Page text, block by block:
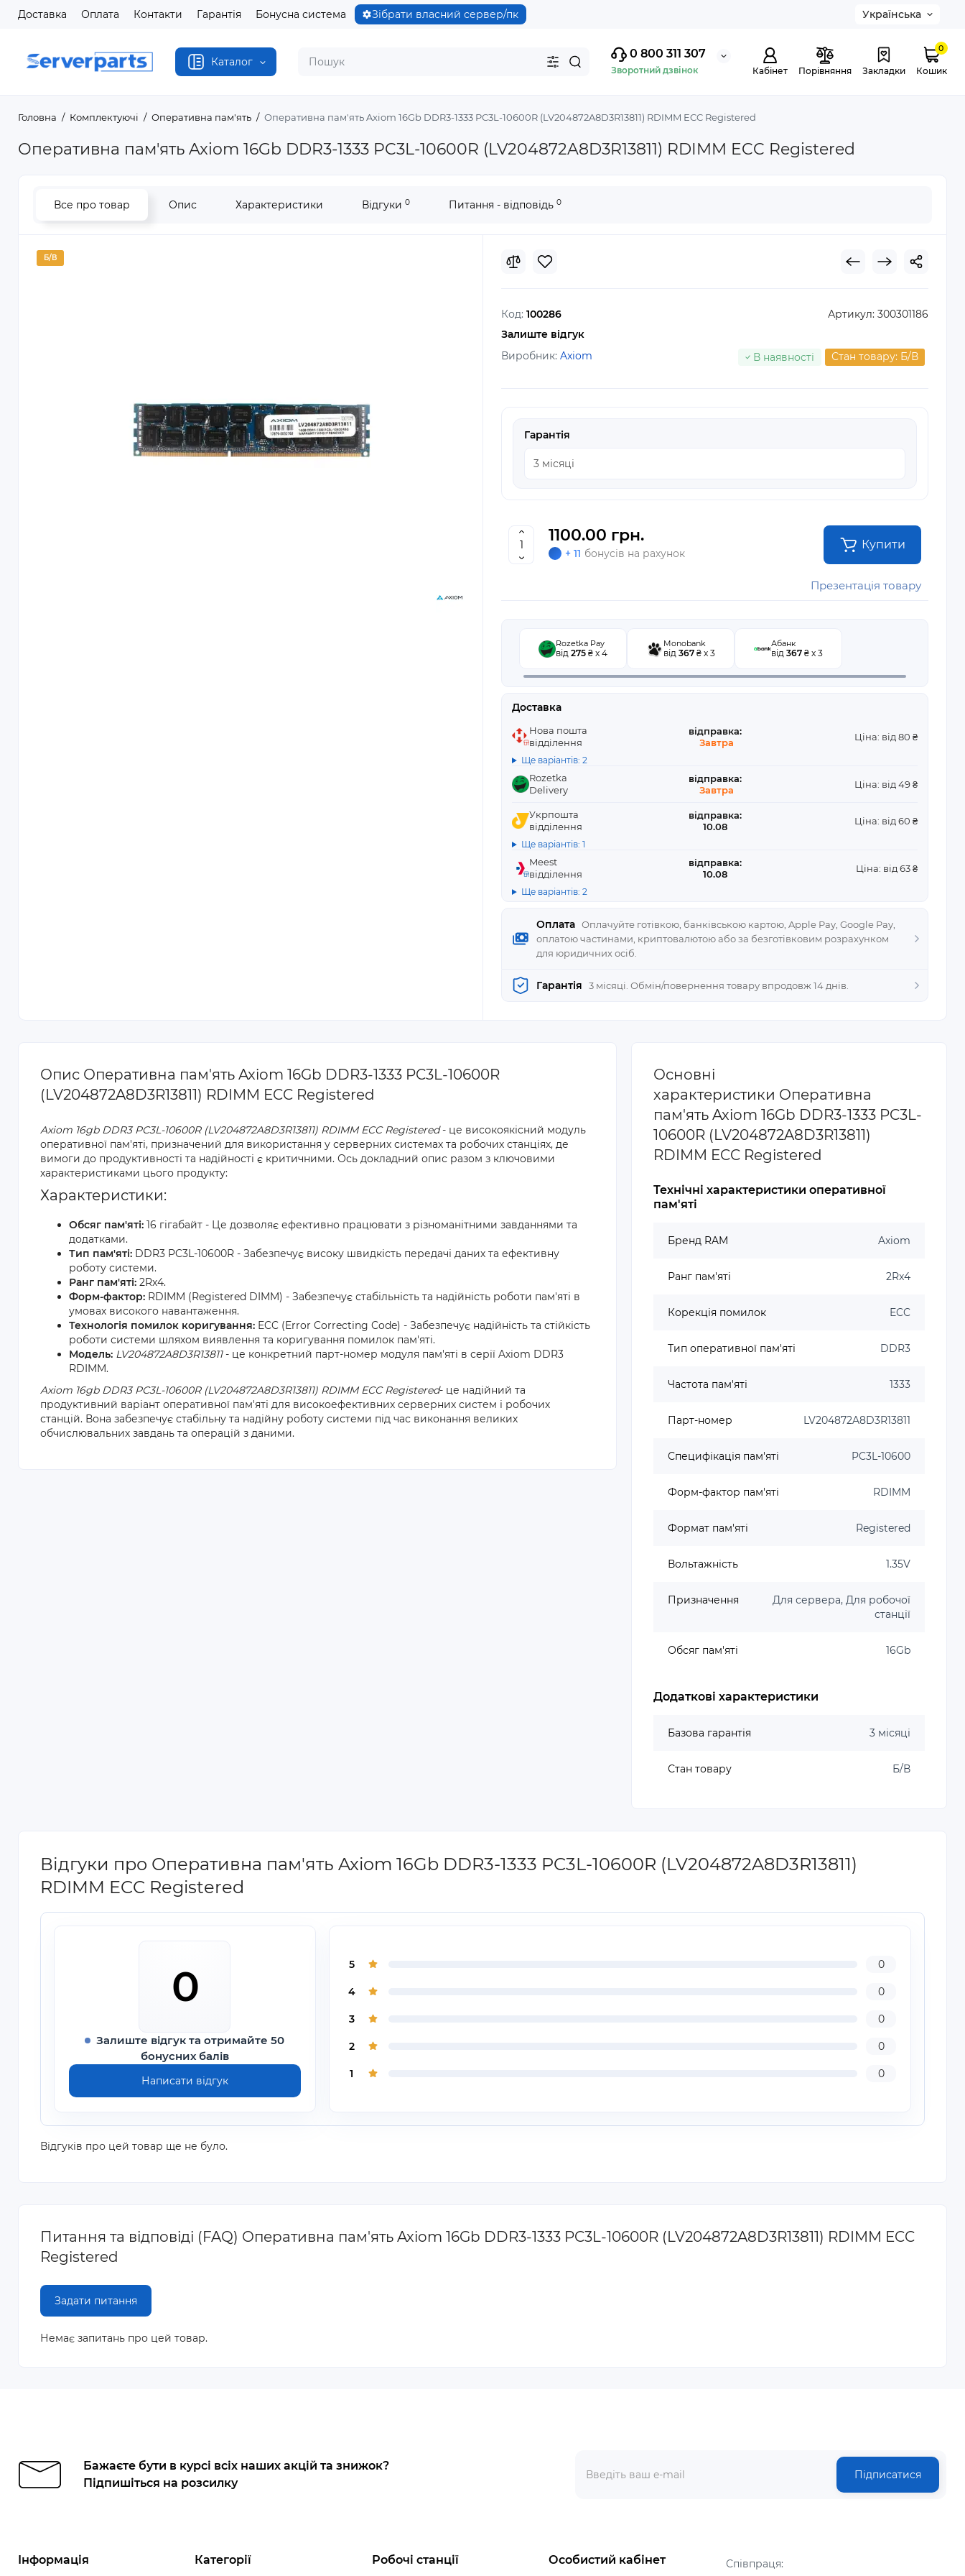
Доставка Оплата Контакти Гарантія Бонусна система Зібрати власний сервер/пк Українська
Каталог
0 800 311 307
Зворотний дзвінок Кабінет Порівняння Закладки
0
Кошик
Головна Комплектуючі Оперативна пам'ять Оперативна пам'ять Axiom 16Gb DDR3-1333 PC3L-10600R (LV204872A8D3R13811) RDIMM ECC Registered
Оперативна пам'ять Axiom 16Gb DDR3-1333 PC3L-10600R (LV204872A8D3R13811) RDIMM ECC Registered
Все про товар Опис Характеристики Відгуки 0 Питання - відповідь 0
Б/В
Код: 100286
Залиште відгук
Артикул: 300301186
Виробник: Axiom В наявності Стан товару: Б/В
Гарантія
1100.00 грн.
+ 11 бонусів на рахунок
Купити
Презентація товару
Оплата Оплачуйте готівкою, банківською картою, Apple Pay, Google Pay,
оплатою частинами, криптовалютою або за безготівковим розрахунком
для юридичних осіб.
Rozetka Pay
від 275 ₴ x 4
Monobank
від 367 ₴ x 3
Абанк
від 367 ₴ x 3
Доставка
Нова пошта
відділення
відправка:
Завтра
Ціна: від 80 ₴
Ще варіантів: 2
Rozetka
Delivery
відправка:
Завтра
Ціна: від 49 ₴
Укрпошта
відділення
відправка:
10.08
Ціна: від 60 ₴
Ще варіантів: 1
Meest
відділення
відправка:
10.08
Ціна: від 63 ₴
Ще варіантів: 2
Гарантія 3 місяці. Обмін/повернення товару впродовж 14 днів.
Опис Оперативна пам'ять Axiom 16Gb DDR3-1333 PC3L-10600R
(LV204872A8D3R13811) RDIMM ECC Registered
Axiom 16gb DDR3 PC3L-10600R (LV204872A8D3R13811) RDIMM ECC Registered- це високоякісний модуль
оперативної пам'яті, призначений для використання у серверних системах та робочих станціях, де
вимоги до продуктивності та надійності є критичними. Ось докладний опис разом з ключовими
характеристиками цього продукту:
Характеристики:
Обсяг пам'яті: 16 гігабайт - Це дозволяє ефективно працювати з різноманітними завданнями та
додатками.
Тип пам'яті: DDR3 PC3L-10600R - Забезпечує високу швидкість передачі даних та ефективну
роботу системи.
Ранг пам'яті: 2Rx4.
Форм-фактор: RDIMM (Registered DIMM) - Забезпечує стабільність та надійність роботи пам'яті в
умовах високого навантаження.
Технологія помилок коригування: ECC (Error Correcting Code) - Забезпечує надійність та стійкість
роботи системи шляхом виявлення та коригування помилок пам'яті.
Модель: LV204872A8D3R13811- це конкретний парт-номер модуля пам'яті в серії Axiom DDR3
RDIMM.
Axiom 16gb DDR3 PC3L-10600R (LV204872A8D3R13811) RDIMM ECC Registered- це надійний та
продуктивний варіант оперативної пам'яті для високоефективних серверних систем і робочих
станцій. Вона забезпечує стабільну та надійну роботу системи під час виконання великих
обчислювальних завдань та операцій з даними.
Основні
характеристики Оперативна
пам'ять Axiom 16Gb DDR3-1333 PC3L-
10600R (LV204872A8D3R13811)
RDIMM ECC Registered
Технічні характеристики оперативної
пам'яті
Бренд RAM Axiom
Ранг пам'яті 2Rx4
Корекція помилок ECC
Тип оперативної пам'яті DDR3
Частота пам'яті 1333
Парт-номер LV204872A8D3R13811
Специфікація пам'яті PC3L-10600
Форм-фактор пам'яті RDIMM
Формат пам'яті Registered
Вольтажність 1.35V
Призначення
Для сервера, Для робочої
станції
Обсяг пам'яті 16Gb
Додаткові характеристики
Базова гарантія 3 місяці
Стан товару Б/В
Відгуки про Оперативна пам'ять Axiom 16Gb DDR3-1333 PC3L-10600R (LV204872A8D3R13811)
RDIMM ECC Registered
0
Залиште відгук та отримайте 50
бонусних балів
Написати відгук
5 0
4 0
3 0
2 0
1 0
Відгуків про цей товар ще не було.
Питання та відповіді (FAQ) Оперативна пам'ять Axiom 16Gb DDR3-1333 PC3L-10600R (LV204872A8D3R13811) RDIMM ECC
Registered
Задати питання
Немає запитань про цей товар.
Бажаєте бути в курсі всіх наших акцій та знижок?
Підпишіться на розсилку
Підписатися
Інформація Категорії Робочі станції Особистий кабінет
Співпраця: